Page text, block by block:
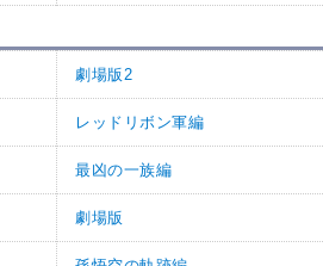
劇場版2
レッドリボン軍編
最凶の一族編
劇場版